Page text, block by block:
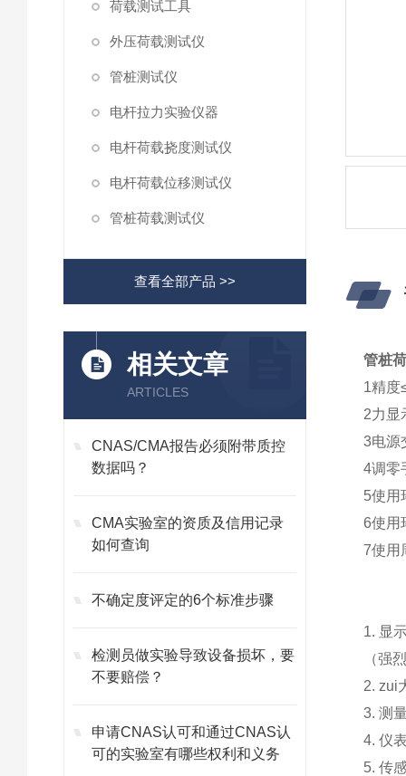
荷载测试工具
外压荷载测试仪
管桩测试仪
电杆拉力实验仪器
电杆荷载挠度测试仪
电杆荷载位移测试仪
管桩荷载测试仪
查看全部产品 >>
相关文章
ARTICLES
CNAS/CMA报告必须附带质控
数据吗？
CMA实验室的资质及信用记录
如何查询
不确定度评定的6个标准步骤
检测员做实验导致设备损坏，要
不要赔偿？
申请CNAS认可和通过CNAS认
可的实验室有哪些权利和义务
管桩
1精度
2力显
3电源
4调零
5使
6使用
7使用
1. 显
（强
2. zui
3. 测
4. 仪
5. 传